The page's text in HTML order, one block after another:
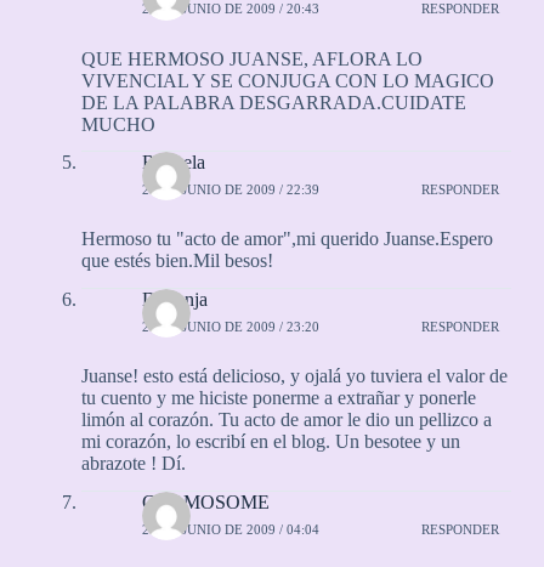
26 DE JUNIO DE 2009 / 20:43 RESPONDER
QUE HERMOSO JUANSE, AFLORA LO
VIVENCIAL Y SE CONJUGA CON LO MAGICO
DE LA PALABRA DESGARRADA.CUIDATE
MUCHO
Rayuela
26 DE JUNIO DE 2009 / 22:39 RESPONDER
Hermoso tu "acto de amor",mi querido Juanse.Espero
que estés bien.Mil besos!
Diaranja
26 DE JUNIO DE 2009 / 23:20 RESPONDER
Juanse! esto está delicioso, y ojalá yo tuviera el valor de
tu cuento y me hiciste ponerme a extrañar y ponerle
limón al corazón. Tu acto de amor le dio un pellizco a
mi corazón, lo escribí en el blog. Un besotee y un
abrazote ! Dí.
CROMOSOME
27 DE JUNIO DE 2009 / 04:04 RESPONDER